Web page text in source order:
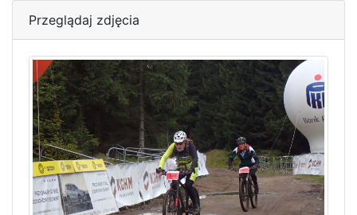
Przeglądaj zdjęcia